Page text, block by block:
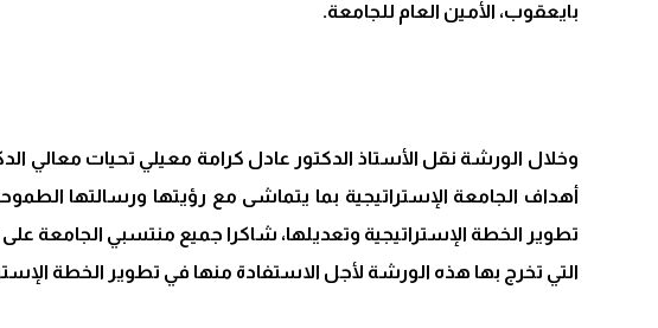
بايعقوب، الأمين العام للجامعة.
وخلال الورشة نقل الأستاذ الدكتور عادل كرامة معيلي تحيات
أهداف الجامعة الإستراتيجية بما يتماشى مع رؤيتها ورسالتها
تطوير الخطة الإستراتيجية وتعديلها، شاكرا جميع منتسبي الجامعة
التي تخرج بها هذه الورشة لأجل الاستفادة منها في تطوير الخطة